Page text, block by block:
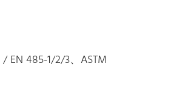
EN 485-1/2/3、ASTM